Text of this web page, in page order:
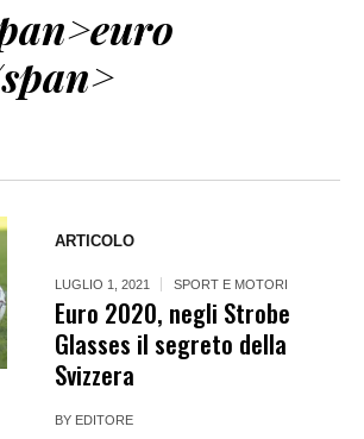
ARTICOLO
LUGLIO 1, 2021 SPORT E MOTORI
Euro 2020, negli Strobe
Glasses il segreto della
Svizzera
BY EDITORE